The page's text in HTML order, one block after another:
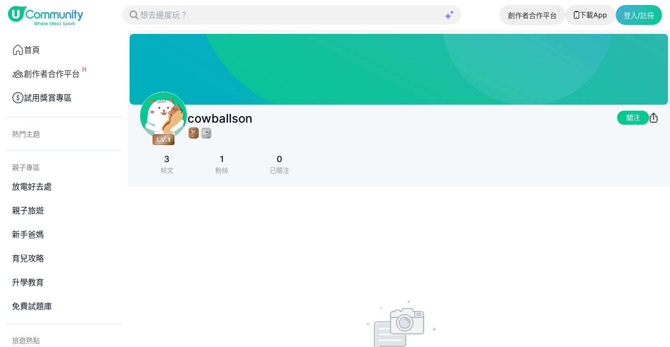
創作者合作平台 下載App 登入/註冊
首頁
創作者合作平台
試用獎賞專區
熱門主題
親子專區
放電好去處
親子旅遊
新手爸媽
育兒攻略
升學教育
免費試題庫
旅遊熱點
cowballson 關注
3
帖文
1
粉絲
0
已關注